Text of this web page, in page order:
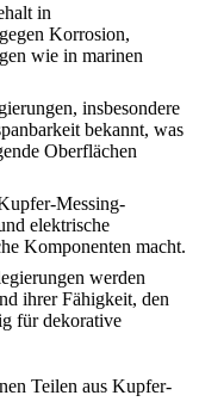
in
Korrosion,
wie in marinen
insbesondere
bekannt, was
Oberflächen
Messing-
elektrische
Komponenten macht.
werden
ihrer Fähigkeit, den
für dekorative
Teilen aus Kupfer-